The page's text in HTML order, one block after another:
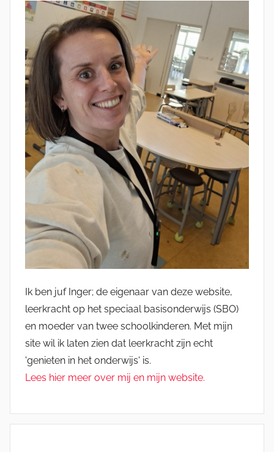
Ik ben juf Inger; de eigenaar van deze website,
leerkracht op het speciaal basisonderwijs (SBO)
en moeder van twee schoolkinderen. Met mijn
site wil ik laten zien dat leerkracht zijn echt
'genieten in het onderwijs' is.
Lees hier meer over mij en mijn website.